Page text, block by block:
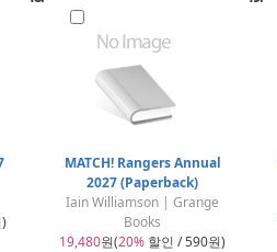
MATCH! Rangers Annual
2027 (Paperback)
Iain Williamson | Grange
Books
19,480원(20% 할인 / 590원)